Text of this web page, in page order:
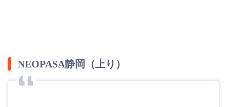
NEOPASA静岡（上り）